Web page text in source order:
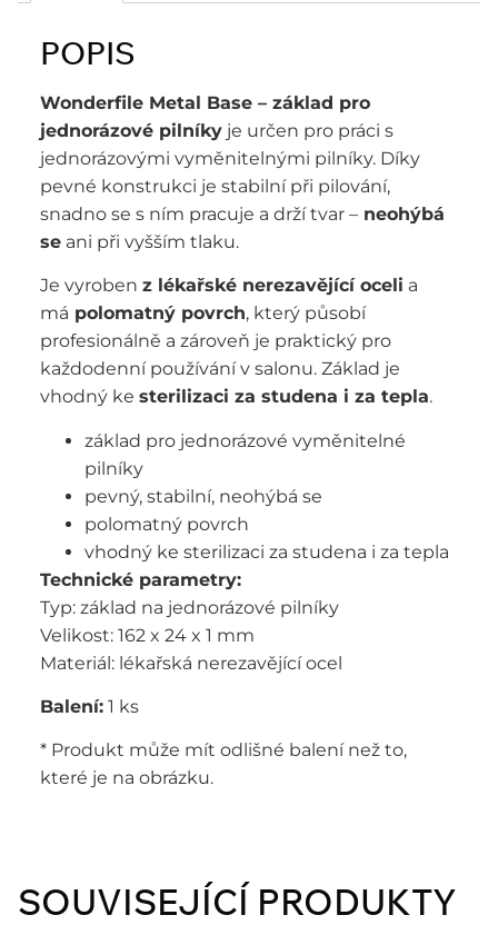
POPIS
Wonderfile Metal Base – základ pro
jednorázové pilníky je určen pro práci s
jednorázovými vyměnitelnými pilníky. Díky
pevné konstrukci je stabilní při pilování,
snadno se s ním pracuje a drží tvar – neohýbá
se ani při vyšším tlaku.
Je vyroben z lékařské nerezavějící oceli a
má polomatný povrch, který působí
profesionálně a zároveň je praktický pro
každodenní používání v salonu. Základ je
vhodný ke sterilizaci za studena i za tepla.
základ pro jednorázové vyměnitelné
pilníky
pevný, stabilní, neohýbá se
polomatný povrch
vhodný ke sterilizaci za studena i za tepla
Technické parametry:
Typ: základ na jednorázové pilníky
Velikost: 162 x 24 x 1 mm
Materiál: lékařská nerezavějící ocel
Balení: 1 ks
* Produkt může mít odlišné balení než to,
které je na obrázku.
SOUVISEJÍCÍ PRODUKTY